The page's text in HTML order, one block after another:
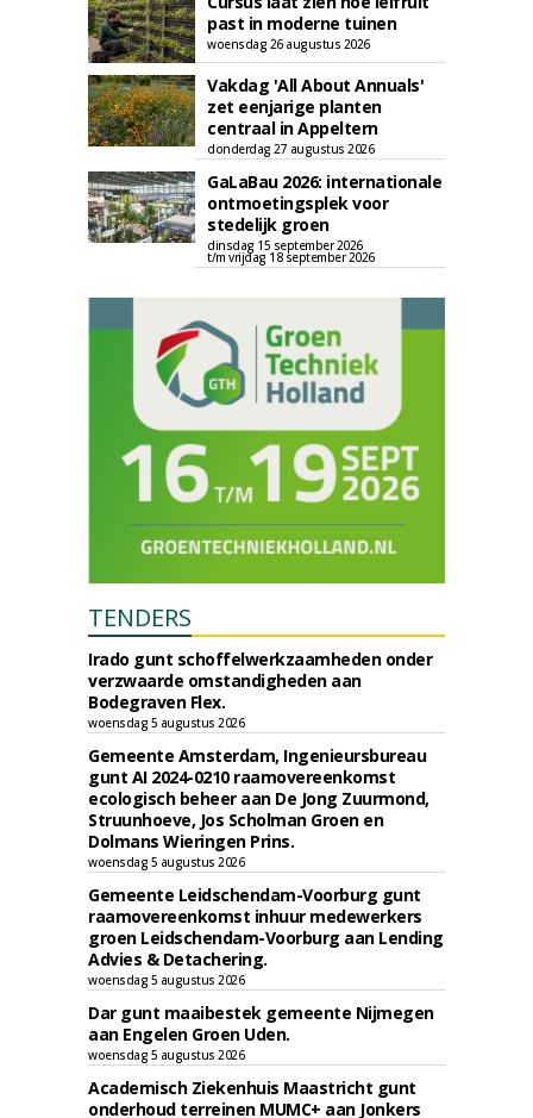
past in moderne tuinen
woensdag 26 augustus 2026
Vakdag 'All About Annuals'
zet eenjarige planten
centraal in Appeltern
donderdag 27 augustus 2026
GaLaBau 2026: internationale
ontmoetingsplek voor
stedelijk groen
dinsdag 15 september 2026
t/m vrijdag 18 september 2026
TENDERS
Irado gunt schoffelwerkzaamheden onder
verzwaarde omstandigheden aan
Bodegraven Flex.
woensdag 5 augustus 2026
Gemeente Amsterdam, Ingenieursbureau
gunt AI 2024-0210 raamovereenkomst
ecologisch beheer aan De Jong Zuurmond,
Struunhoeve, Jos Scholman Groen en
Dolmans Wieringen Prins.
woensdag 5 augustus 2026
Gemeente Leidschendam-Voorburg gunt
raamovereenkomst inhuur medewerkers
groen Leidschendam-Voorburg aan Lending
Advies & Detachering.
woensdag 5 augustus 2026
Dar gunt maaibestek gemeente Nijmegen
aan Engelen Groen Uden.
woensdag 5 augustus 2026
Academisch Ziekenhuis Maastricht gunt
onderhoud terreinen MUMC+ aan Jonkers